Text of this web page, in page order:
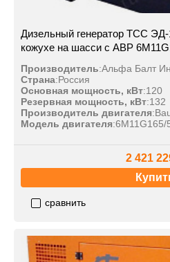
Дизельный генератор ТСС
кожухе на шасси с АВР
Производитель:Альфа Балт
Страна:Россия
Основная мощность, кВт:120
Резервная мощность, кВт:132
Производитель двигателя:
Модель двигателя:6M11G165/
2 421
сравнить